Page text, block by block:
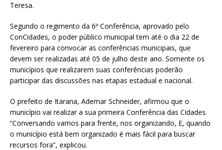
Teresa.
Segundo o regimento da 6ª Conferência, aprovado pelo
ConCidades, o poder público municipal tem até o dia 22 de
fevereiro para convocar as conferências municipais, que
devem ser realizadas até 05 de julho deste ano. Somente os
municípios que realizarem suas conferências poderão
participar das discussões nas etapas estadual e nacional.
O prefeito de Itarana, Ademar Schneider, afirmou que o
município vai realizar a sua primeira Conferência das Cidades.
“Conversando vamos para frente, nos organizando, E, quando
o município está bem organizado é mais fácil para buscar
recursos fora”, explicou.